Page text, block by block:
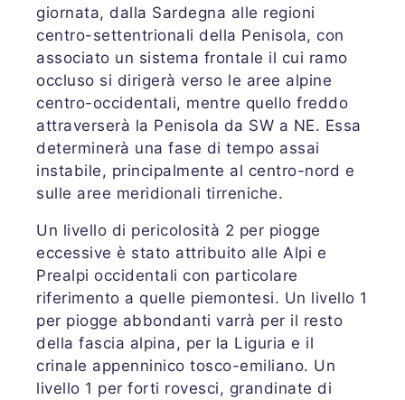
giornata, dalla Sardegna alle regioni
centro-settentrionali della Penisola, con
associato un sistema frontale il cui ramo
occluso si dirigerà verso le aree alpine
centro-occidentali, mentre quello freddo
attraverserà la Penisola da SW a NE. Essa
determinerà una fase di tempo assai
instabile, principalmente al centro-nord e
sulle aree meridionali tirreniche.
Un livello di pericolosità 2 per piogge
eccessive è stato attribuito alle Alpi e
Prealpi occidentali con particolare
riferimento a quelle piemontesi. Un livello 1
per piogge abbondanti varrà per il resto
della fascia alpina, per la Liguria e il
crinale appenninico tosco-emiliano. Un
livello 1 per forti rovesci, grandinate di